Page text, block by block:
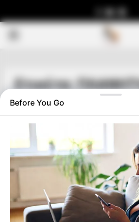
Ετικέτα:
Before You Go